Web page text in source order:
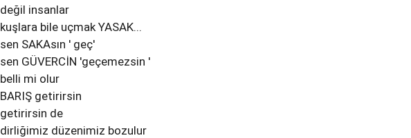
değil insanlar
kuşlara bile uçmak YASAK...
sen SAKAsın ' geç'
sen GÜVERCİN 'geçemezsin '
belli mi olur
BARIŞ getirirsin
getirirsin de
dirliğimiz düzenimiz bozulur